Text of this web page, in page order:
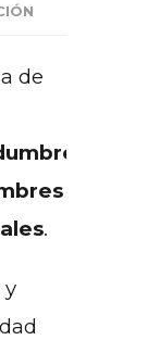
de
.
y